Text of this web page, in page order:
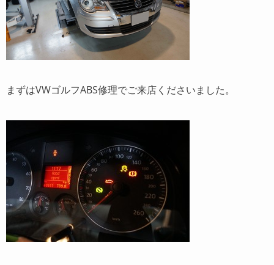
まずはVWゴルフABS修理でご来店くださいました。